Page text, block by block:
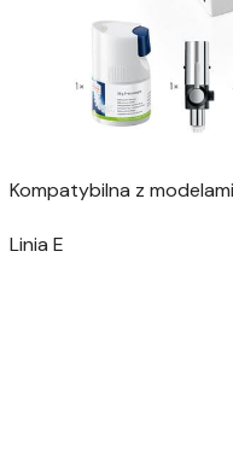
Kompatybilna z
Linia E